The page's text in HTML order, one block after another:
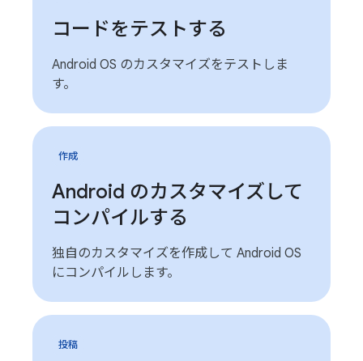
コードをテストする
Android OS のカスタマイズをテストしま
す。
作成
Android のカスタマイズして
コンパイルする
独自のカスタマイズを作成して Android OS
にコンパイルします。
投稿